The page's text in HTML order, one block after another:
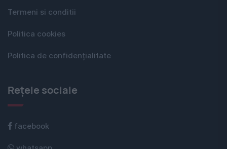
Termeni si conditii
Politica cookies
Politica de confidențialitate
Rețele sociale
facebook